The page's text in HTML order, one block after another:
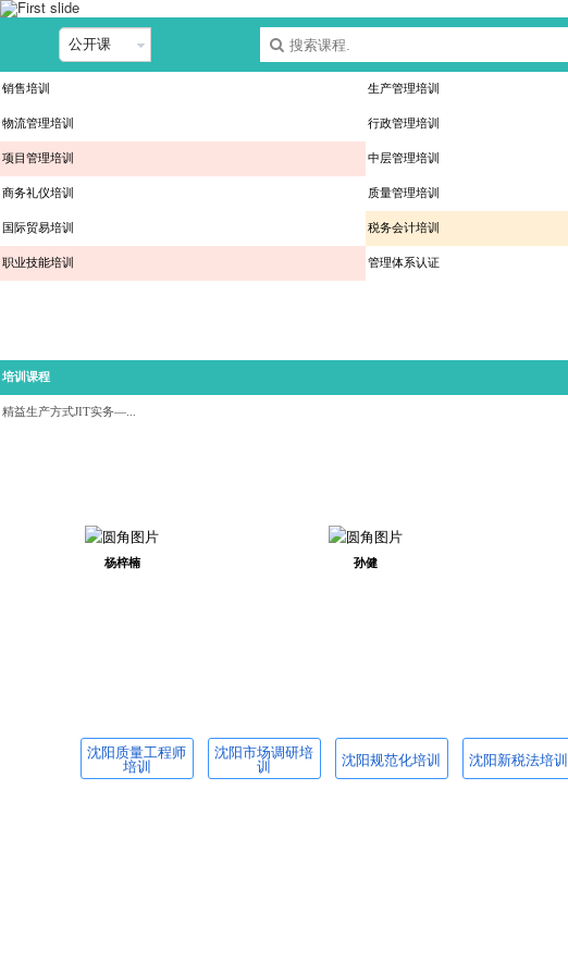
销售培训 生产管理培训
物流管理培训 行政管理培训
项目管理培训 中层管理培训
商务礼仪培训 质量管理培训
国际贸易培训 税务会计培训
职业技能培训 管理体系认证
培训课程
精益生产方式JIT实务—...
杨梓楠 孙健
沈阳质量工程师
培训
沈阳市场调研培
训 沈阳规范化培训 沈阳新税法培训